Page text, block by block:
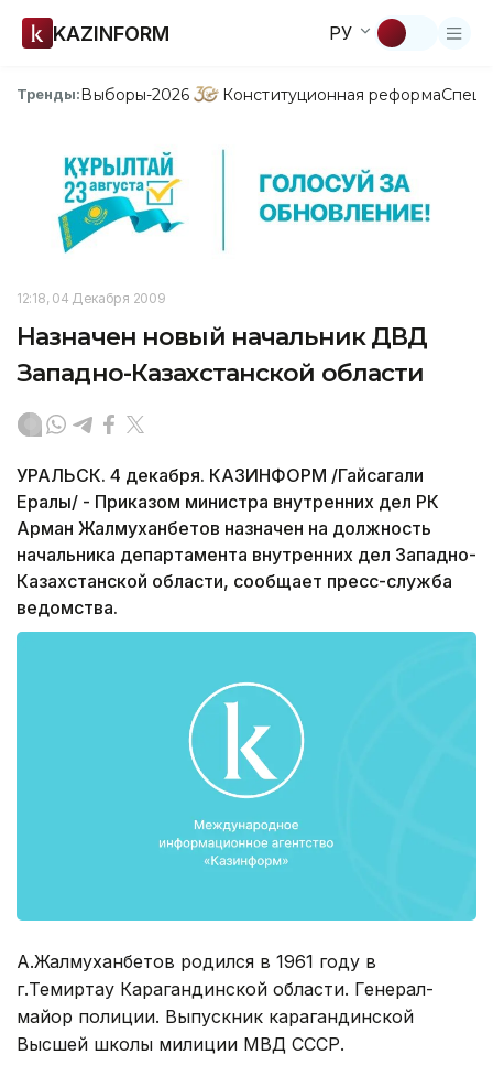
KAZINFORM РУ
Тренды:Выборы-2026 Конституционная реформа
12:18, 04 Декабря 2009
Назначен новый начальник ДВД
Западно-Казахстанской области
УРАЛЬСК. 4 декабря. КАЗИНФОРМ /Гайсагали
Ералы/ - Приказом министра внутренних дел РК
Арман Жалмуханбетов назначен на должность
начальника департамента внутренних дел Западно-
Казахстанской области, сообщает пресс-служба
ведомства.
А.Жалмуханбетов родился в 1961 году в
г.Темиртау Карагандинской области. Генерал-
майор полиции. Выпускник карагандинской
Высшей школы милиции МВД СССР.